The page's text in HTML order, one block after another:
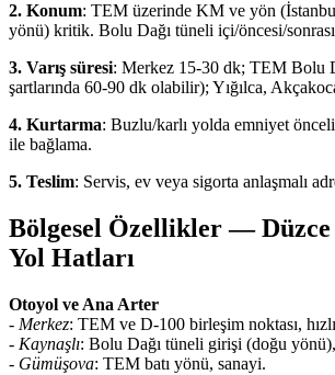
2. Konum: TEM üzerinde KM ve yön
yönü) kritik. Bolu Dağı tüneli içi/öncesi/
3. Varış süresi: Merkez 15-30 dk; TEM Bolu
şartlarında 60-90 dk olabilir); Yığılca,
4. Kurtarma: Buzlu/karlı yolda emniyet
ile bağlama.
5. Teslim: Servis, ev veya sigorta anlaşmalı
Bölgesel Özellikler —
Yol Hatları
Otoyol ve Ana Arter
- Merkez: TEM ve D-100 birleşim noktası,
- Kaynaşlı: Bolu Dağı tüneli girişi (doğu
- Gümüşova: TEM batı yönü, sanayi.